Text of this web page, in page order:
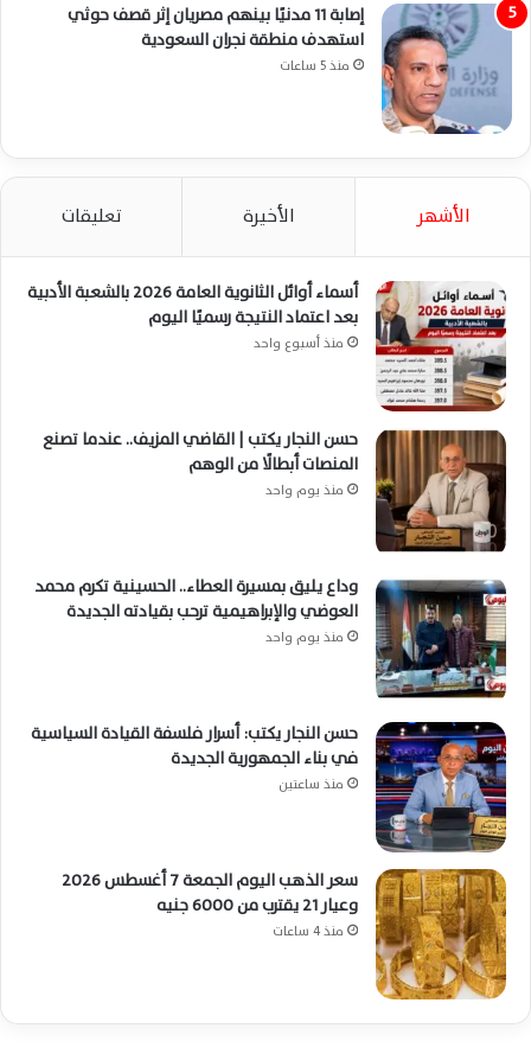
إصابة 11 مدنيًا بينهم مصريان إثر قصف حوثي
استهدف منطقة نجران السعودية
منذ 5 ساعات
الأشهر الأخيرة تعليقات
أسماء أوائل الثانوية العامة 2026 بالشعبة الأدبية
بعد اعتماد النتيجة رسميًا اليوم
منذ أسبوع واحد
حسن النجار يكتب | القاضي المزيف.. عندما تصنع
المنصات أبطالًا من الوهم
منذ يوم واحد
وداع يليق بمسيرة العطاء.. الحسينية تكرم محمد
العوضي والإبراهيمية ترحب بقيادته الجديدة
منذ يوم واحد
حسن النجار يكتب: أسرار فلسفة القيادة السياسية
في بناء الجمهورية الجديدة
منذ ساعتين
سعر الذهب اليوم الجمعة 7 أغسطس 2026
وعيار 21 يقترب من 6000 جنيه
منذ 4 ساعات